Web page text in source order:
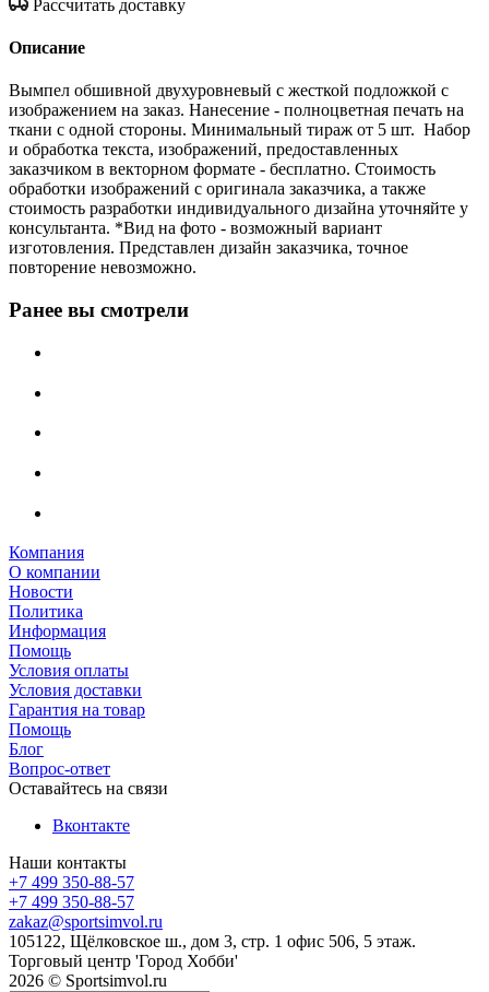
Рассчитать доставку
Описание
Вымпел обшивной двухуровневый с жесткой подложкой с
изображением на заказ. Нанесение - полноцветная печать на
ткани с одной стороны. Минимальный тираж от 5 шт. Набор
и обработка текста, изображений, предоставленных
заказчиком в векторном формате - бесплатно. Стоимость
обработки изображений с оригинала заказчика, а также
стоимость разработки индивидуального дизайна уточняйте у
консультанта. *Вид на фото - возможный вариант
изготовления. Представлен дизайн заказчика, точное
повторение невозможно.
Ранее вы смотрели
Компания
О компании
Новости
Политика
Информация
Помощь
Условия оплаты
Условия доставки
Гарантия на товар
Помощь
Блог
Вопрос-ответ
Оставайтесь на связи
Вконтакте
Наши контакты
+7 499 350-88-57
+7 499 350-88-57
zakaz@sportsimvol.ru
105122, Щёлковское ш., дом 3, стр. 1 офис 506, 5 этаж.
Торговый центр 'Город Хобби'
2026 © Sportsimvol.ru